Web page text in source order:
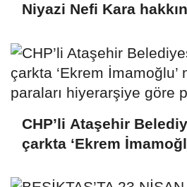
Niyazi Nefi Kara
CHP’li Ataşehir
çarkta ‘Ekrem
paylaşılmış!